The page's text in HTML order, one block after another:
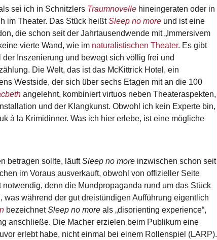
sei ich in Schnitzlers Traumnovelle hineingeraten oder in
im Theater. Das Stück heißtSleep no more und ist eine
die schon seit der Jahrtausendwende mit „Immersivem
vierte Wand, wie im naturalistischen Theater. Es gibt
Inszenierung und bewegt sich völlig frei und
Die Welt, das ist das McKittrick Hotel, ein
Westside, der sich über sechs Etagen mit an die 100
angelehnt, kombiniert virtuos neben Theateraspekten,
und der Klangkunst. Obwohl ich kein Experte bin,
à la Krimidinner. Was ich hier erlebe, ist eine mögliche
betragen sollte, läuftSleep no more inzwischen schon seit
im Voraus ausverkauft, obwohl von offizieller Seite
denn die Mundpropaganda rund um das Stück
während der gut dreistündigen Aufführung eigentlich
bezeichnetSleep no more als „disorienting experience“,
anschließe. Die Macher erzielen beim Publikum eine
erlebt habe, nicht einmal bei einem Rollenspiel (LARP).